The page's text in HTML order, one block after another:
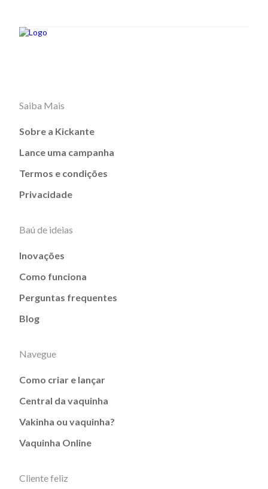
Saiba Mais
Sobre a Kickante
Lance uma campanha
Termos e condições
Privacidade
Baú de ideias
Inovações
Como funciona
Perguntas frequentes
Blog
Navegue
Como criar e lançar
Central da vaquinha
Vakinha ou vaquinha?
Vaquinha Online
Cliente feliz